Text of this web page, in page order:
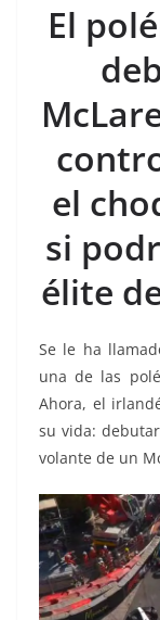
c
e
b
o
o
k
itt
er
El
el
si
élite
Se le ha
una de las
Ahora, el
su vida:
volante de un